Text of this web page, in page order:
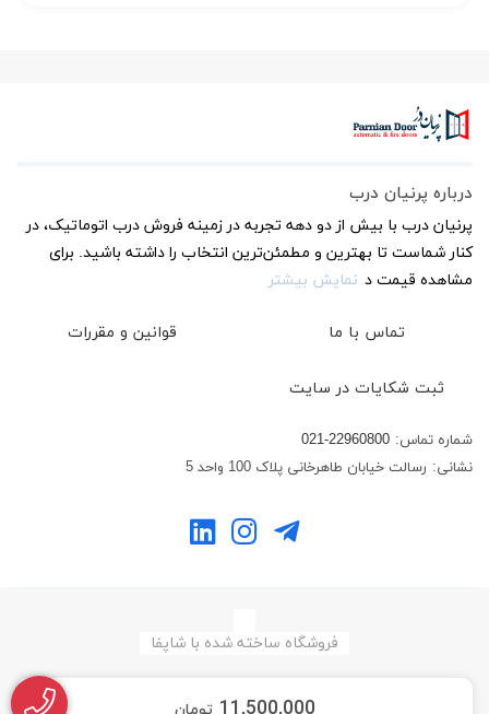
درباره پرنیان درب
پرنیان درب با بیش از دو دهه تجربه در زمینه فروش درب اتوماتیک، در
کنار شماست تا بهترین و مطمئن‌ترین انتخاب را داشته باشید. برای
مشاهده قیمت د نمایش بیشتر
تماس با ما قوانین و مقررات
ثبت شکایات در سایت
شماره تماس: 021-22960800
نشانی: رسالت خیابان طاهرخانی پلاک 100 واحد 5
فروشگاه ساخته شده با شاپفا